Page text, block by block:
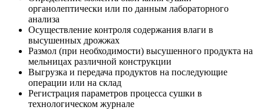
органолептически или по данным лабораторного
анализа
Осуществление контроля содержания влаги в
высушенных дрожжах
Размол (при необходимости) высушенного продукта на
мельницах различной конструкции
Выгрузка и передача продуктов на последующие
операции или на склад
Регистрация параметров процесса сушки в
технологическом журнале